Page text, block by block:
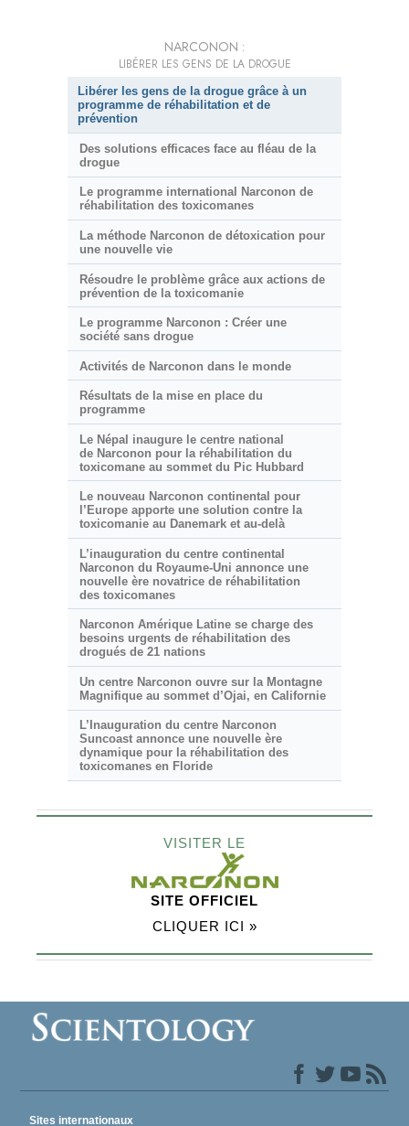
NARCONON :
LIBÉRER LES GENS DE LA DROGUE
Libérer les gens de la drogue grâce à un
programme de réhabilitation et de
prévention
Des solutions efficaces face au fléau de la
drogue
Le programme international Narconon de
réhabilitation des toxicomanes
La méthode Narconon de détoxication pour
une nouvelle vie
Résoudre le problème grâce aux actions de
prévention de la toxicomanie
Le programme Narconon : Créer une
société sans drogue
Activités de Narconon dans le monde
Résultats de la mise en place du
programme
Le Népal inaugure le centre national
de Narconon pour la réhabilitation du
toxicomane au sommet du Pic Hubbard
Le nouveau Narconon continental pour
l’Europe apporte une solution contre la
toxicomanie au Danemark et au-delà
L’inauguration du centre continental
Narconon du Royaume-Uni annonce une
nouvelle ère novatrice de réhabilitation
des toxicomanes
Narconon Amérique Latine se charge des
besoins urgents de réhabilitation des
drogués de 21 nations
Un centre Narconon ouvre sur la Montagne
Magnifique au sommet d’Ojai, en Californie
L’Inauguration du centre Narconon
Suncoast annonce une nouvelle ère
dynamique pour la réhabilitation des
toxicomanes en Floride
VISITER LE
SITE OFFICIEL
CLIQUER ICI »
Sites internationaux